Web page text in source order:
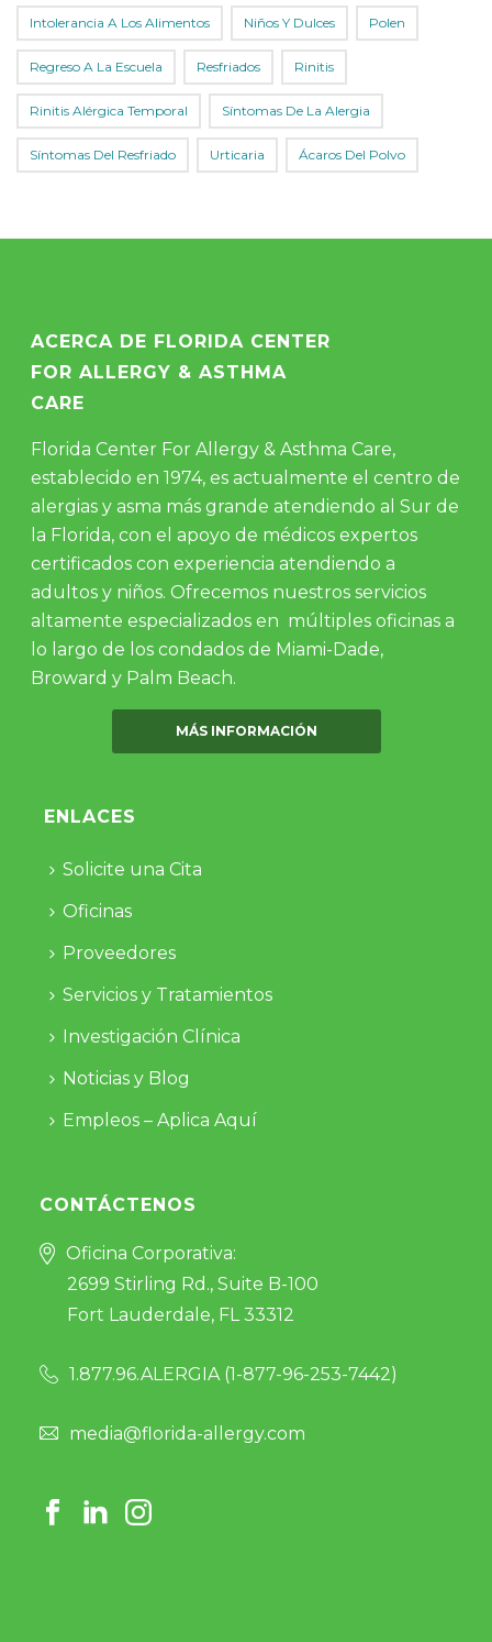
Intolerancia A Los Alimentos Niños Y Dulces Polen
Regreso A La Escuela Resfriados Rinitis
Rinitis Alérgica Temporal Síntomas De La Alergia
Síntomas Del Resfriado Urticaria Ácaros Del Polvo
ACERCA DE FLORIDA CENTER
FOR ALLERGY & ASTHMA
CARE
Florida Center For Allergy & Asthma Care,
establecido en 1974, es actualmente el centro de
alergias y asma más grande atendiendo al Sur de
la Florida, con el apoyo de médicos expertos
certificados con experiencia atendiendo a
adultos y niños. Ofrecemos nuestros servicios
altamente especializados en múltiples oficinas a
lo largo de los condados de Miami-Dade,
Broward y Palm Beach.
MÁS INFORMACIÓN
ENLACES
Solicite una Cita
Oficinas
Proveedores
Servicios y Tratamientos
Investigación Clínica
Noticias y Blog
Empleos – Aplica Aquí
CONTÁCTENOS
Oficina Corporativa:
2699 Stirling Rd., Suite B-100
Fort Lauderdale, FL 33312
1.877.96.ALERGIA (1-877-96-253-7442)
media@florida-allergy.com